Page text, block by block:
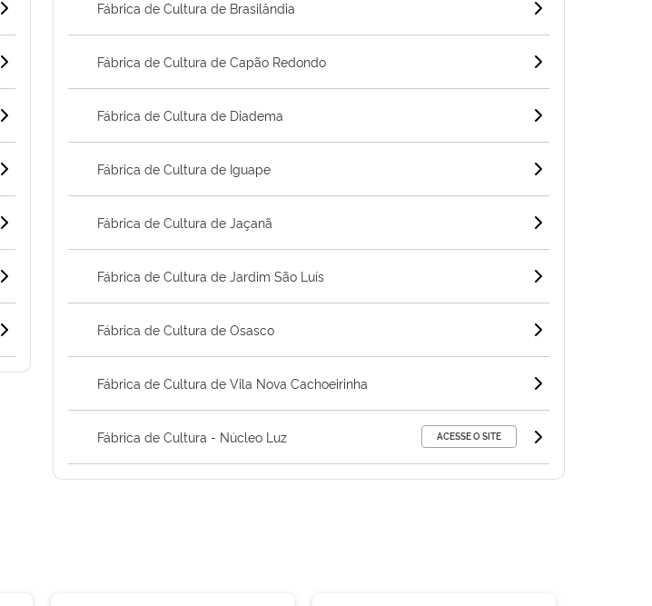
Fábrica de Cultura de Brasilândia
Fábrica de Cultura de Capão Redondo
Fábrica de Cultura de Diadema
Fábrica de Cultura de Iguape
Fábrica de Cultura de Jaçanã
Fábrica de Cultura de Jardim São Luís
Fábrica de Cultura de Osasco
Fábrica de Cultura de Vila Nova Cachoeirinha
Fábrica de Cultura - Núcleo Luz ACESSE O SITE